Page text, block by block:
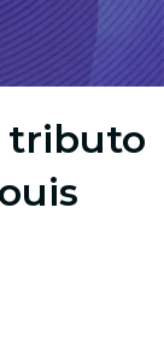
tributo